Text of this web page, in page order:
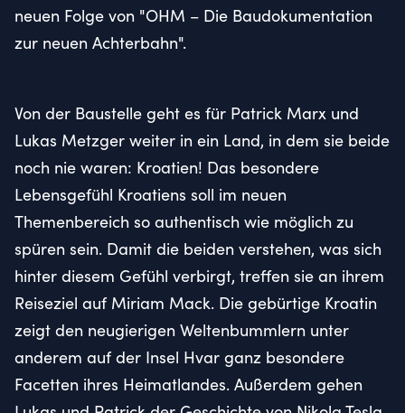
neuen Folge von "OHM – Die Baudokumentation
zur neuen Achterbahn".
Von der Baustelle geht es für Patrick Marx und
Lukas Metzger weiter in ein Land, in dem sie beide
noch nie waren: Kroatien! Das besondere
Lebensgefühl Kroatiens soll im neuen
Themenbereich so authentisch wie möglich zu
spüren sein. Damit die beiden verstehen, was sich
hinter diesem Gefühl verbirgt, treffen sie an ihrem
Reiseziel auf Miriam Mack. Die gebürtige Kroatin
zeigt den neugierigen Weltenbummlern unter
anderem auf der Insel Hvar ganz besondere
Facetten ihres Heimatlandes. Außerdem gehen